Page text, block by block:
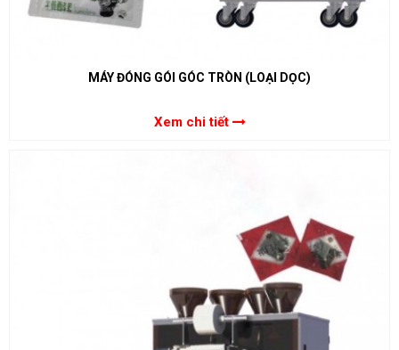
MÁY ĐÓNG GÓI GÓC TRÒN (LOẠI DỌC)
Xem chi tiết